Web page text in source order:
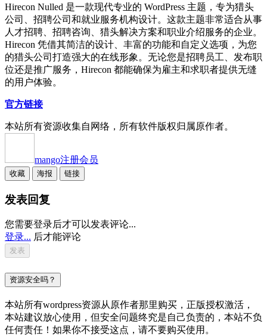
Hirecon Nulled 是一款现代专业的 WordPress 主题，专为猎头
公司、招聘公司和就业服务机构设计。这款主题非常适合从事
人才招聘、招聘咨询、猎头解决方案和职业介绍服务的企业。
Hirecon 凭借其简洁的设计、丰富的功能和自定义选项，为您
的猎头公司打造强大的在线形象。无论您是招聘员工、发布职
位还是推广服务，Hirecon 都能确保为雇主和求职者提供无缝
的用户体验。
官方链接
本站所有资源收集自网络，所有软件版权归属原作者。
mango注册会员
收藏 海报 链接
发表回复
您需要登录后才可以发表评论...
登录... 后才能评论
资源安全吗？
本站所有wordpress资源从原作者那里购买，正版授权激活，
本站建议放心使用，但安全问题终究是自己负责的，本站不负
任何责任！如果你不接受这点，请不要购买使用。